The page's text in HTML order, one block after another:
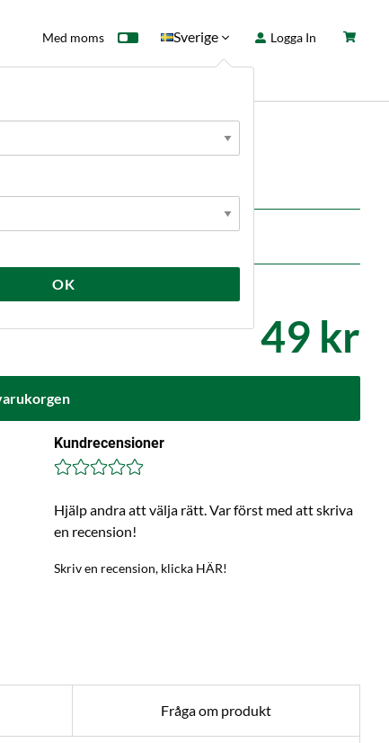
Med moms Sverige
OK
Logga In
3/16”.
49 kr
Kundrecensioner
Hjälp andra att välja rätt. Var först med att skriva
en recension!
Skriv en recension, klicka HÄR!
Fråga om produkt